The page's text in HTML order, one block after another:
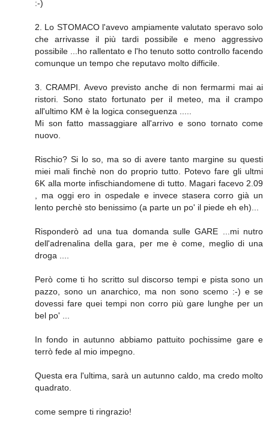
:-)
2. Lo STOMACO l'avevo ampiamente valutato speravo solo
che arrivasse il più tardi possibile e meno aggressivo
possibile ...ho rallentato e l'ho tenuto sotto controllo facendo
comunque un tempo che reputavo molto difficile.
3. CRAMPI. Avevo previsto anche di non fermarmi mai ai
ristori. Sono stato fortunato per il meteo, ma il crampo
all'ultimo KM è la logica conseguenza .....
Mi son fatto massaggiare all'arrivo e sono tornato come
nuovo.
Rischio? Si lo so, ma so di avere tanto margine su questi
miei mali finchè non do proprio tutto. Potevo fare gli ultmi
6K alla morte infischiandomene di tutto. Magari facevo 2.09
, ma oggi ero in ospedale e invece stasera corro già un
lento perchè sto benissimo (a parte un po' il piede eh eh)...
Risponderò ad una tua domanda sulle GARE ...mi nutro
dell'adrenalina della gara, per me è come, meglio di una
droga ....
Però come ti ho scritto sul discorso tempi e pista sono un
pazzo, sono un anarchico, ma non sono scemo :-) e se
dovessi fare quei tempi non corro più gare lunghe per un
bel po' ...
In fondo in autunno abbiamo pattuito pochissime gare e
terrò fede al mio impegno.
Questa era l'ultima, sarà un autunno caldo, ma credo molto
quadrato.
come sempre ti ringrazio!